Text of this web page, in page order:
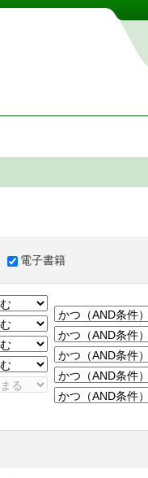
電子書籍